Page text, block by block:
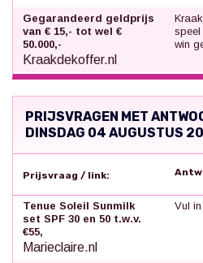
Gegarandeerd geldprijs
van € 15,- tot wel €
50.000,-
Kraakdekoffer.nl
speel
win
PRIJSVRAGEN MET
DINSDAG 04 AUGUSTUS
Prijsvraag / link:
Tenue Soleil Sunmilk
set SPF 30 en 50 t.w.v.
€55,
Marieclaire.nl
Vul